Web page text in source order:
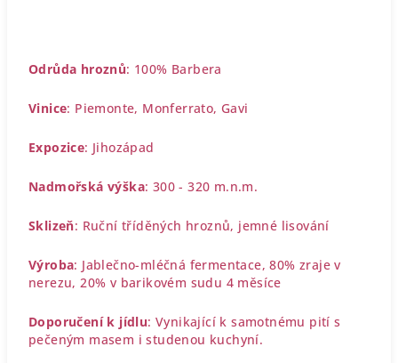
Odrůda hroznů: 100% Barbera
Vinice: Piemonte, Monferrato, Gavi
Expozice: Jihozápad
Nadmořská výška: 300 - 320 m.n.m.
Sklizeň: Ruční tříděných hroznů, jemné lisování
Výroba: Jablečno-mléčná fermentace, 80% zraje v
nerezu, 20% v barikovém sudu 4 měsíce
Doporučení k jídlu:Vynikající k samotnému pití s
pečeným masem i studenou kuchyní.